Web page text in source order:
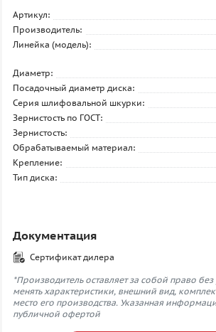
Артикул:
Производитель:
Линейка (модель):
Диаметр:
Посадочный диаметр диска:
Серия шлифовальной шкурки:
Зернистость по ГОСТ:
Зернистость:
Обрабатываемый материал:
Крепление:
Тип диска:
Документация
Сертификат дилера
*Производитель оставляет за собой право
менять характеристики, внешний вид,
место его производства. Указанная
публичной офертой